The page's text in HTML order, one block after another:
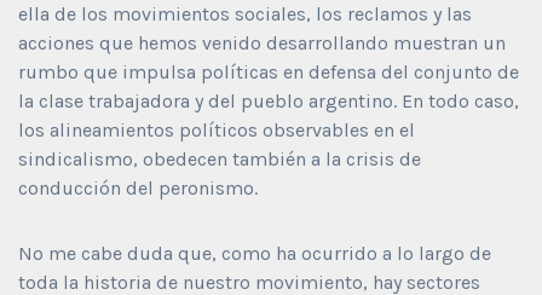
ella de los movimientos sociales, los reclamos y las
acciones que hemos venido desarrollando muestran un
rumbo que impulsa políticas en defensa del conjunto de
la clase trabajadora y del pueblo argentino. En todo caso,
los alineamientos políticos observables en el
sindicalismo, obedecen también a la crisis de
conducción del peronismo.
No me cabe duda que, como ha ocurrido a lo largo de
toda la historia de nuestro movimiento, hay sectores